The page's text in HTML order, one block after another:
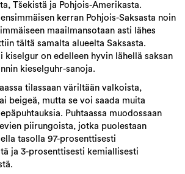
Tšekistä ja Pohjois-Amerikasta.
kerran Pohjois-Saksasta noin
maailmansotaan asti lähes
tältä samalta alueelta Saksasta.
kiselgur on edelleen hyvin lähellä saksan
kieselguhr-sanoja.
tilassaan väriltään valkoista,
beigeä, mutta se voi saada muita
Puhtaassa muodossaan
piirungoista, jotka puolestaan
tasolla 97-prosenttisesti
ja 3-prosenttisesti kemiallisesti